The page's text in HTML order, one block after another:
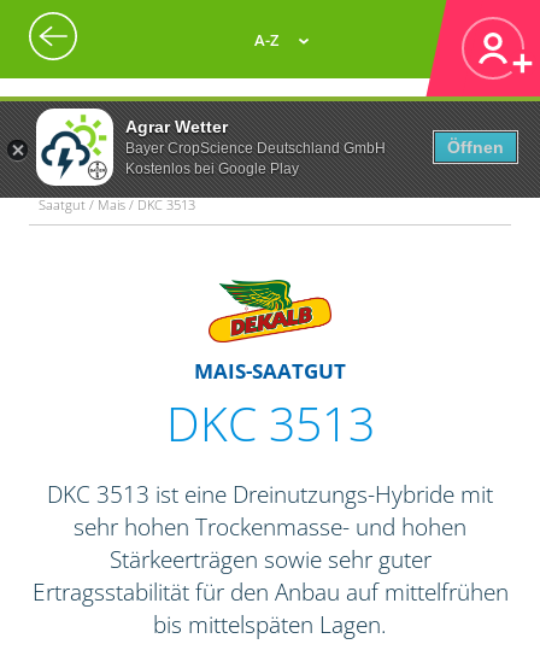
Agrar Wetter
Bayer CropScience Deutschland GmbH
Kostenlos bei Google Play
Öffnen
A-Z
Saatgut / Mais / DKC 3513
MAIS-SAATGUT
DKC 3513
DKC 3513 ist eine Dreinutzungs-Hybride mit
sehr hohen Trockenmasse- und hohen
Stärkeerträgen sowie sehr guter
Ertragsstabilität für den Anbau auf mittelfrühen
bis mittelspäten Lagen.